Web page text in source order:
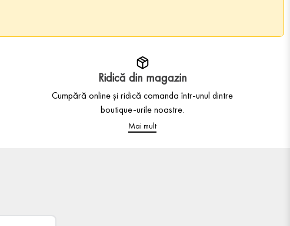
Ridică din magazin
Cumpără online și ridică comanda într-unul dintre
boutique-urile noastre.
Mai mult